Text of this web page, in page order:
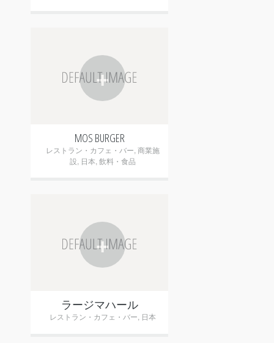
+
MOS BURGER
レストラン・カフェ・バー 商業施
設 日本 飲料・食品
+
ラージマハール
レストラン・カフェ・バー 日本